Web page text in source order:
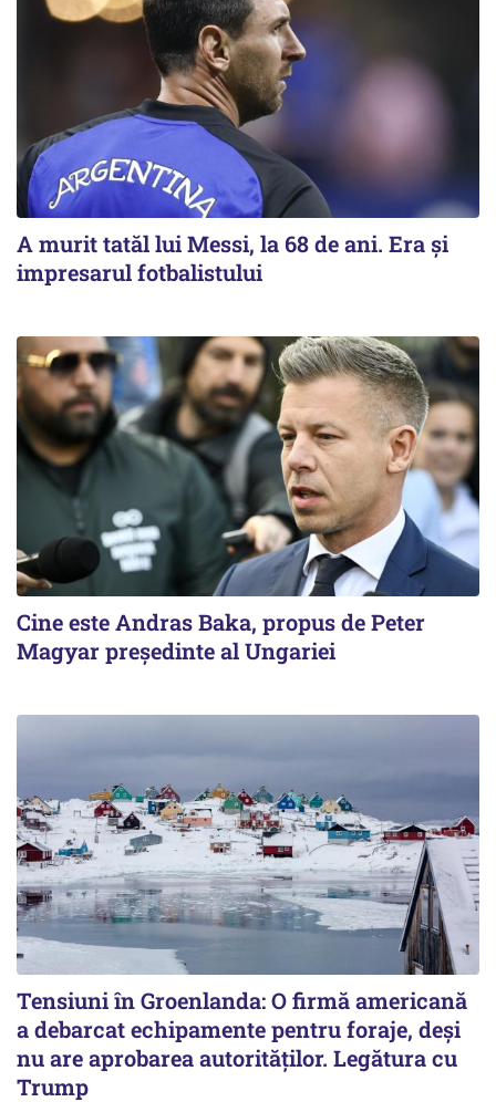
A murit tatăl lui Messi, la 68 de ani. Era și
impresarul fotbalistului
Cine este Andras Baka, propus de Peter
Magyar președinte al Ungariei
Tensiuni în Groenlanda: O firmă americană
a debarcat echipamente pentru foraje, deși
nu are aprobarea autorităților. Legătura cu
Trump